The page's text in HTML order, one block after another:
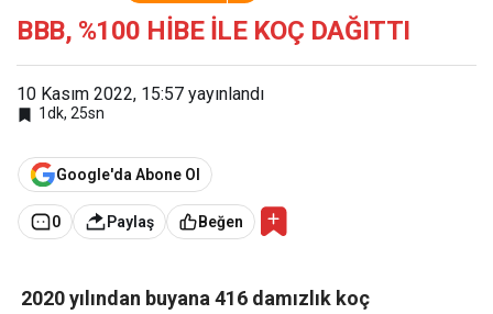
BBB, %100 HİBE İLE KOÇ DAĞITTI
10 Kasım 2022, 15:57 yayınlandı
1dk, 25sn
Google'da Abone Ol
0 Paylaş Beğen
2020 yılından buyana 416 damızlık koç